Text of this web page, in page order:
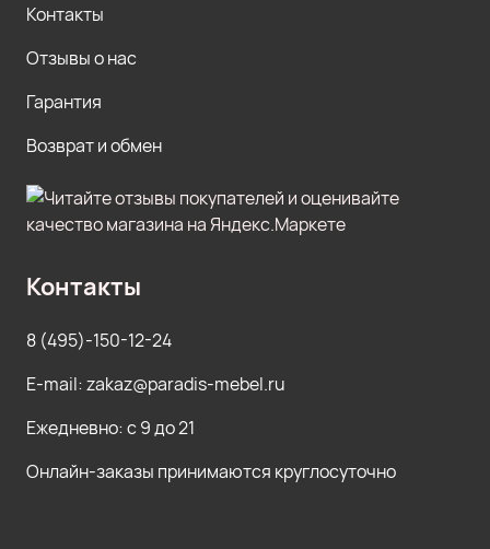
Контакты
Отзывы о нас
Гарантия
Возврат и обмен
Контакты
8 (495)-150-12-24
E-mail: zakaz@paradis-mebel.ru
Ежедневно: с 9 до 21
Онлайн-заказы принимаются круглосуточно